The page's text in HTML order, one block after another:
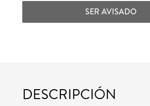
SER AVISADO
DESCRIPCIÓN